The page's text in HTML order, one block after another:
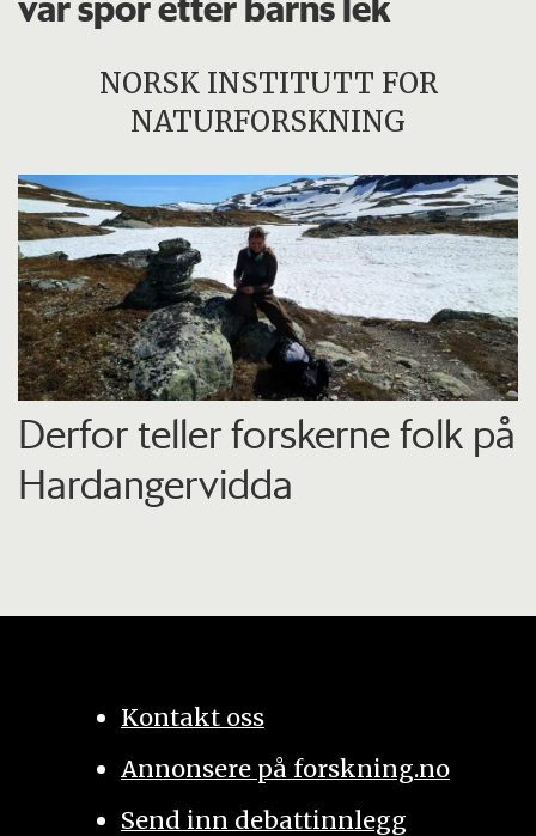
NORSK INSTITUTT FOR
NATURFORSKNING
Derfor teller forskerne folk på
Hardangervidda
Kontakt oss
Annonsere på forskning.no
Send inn debattinnlegg